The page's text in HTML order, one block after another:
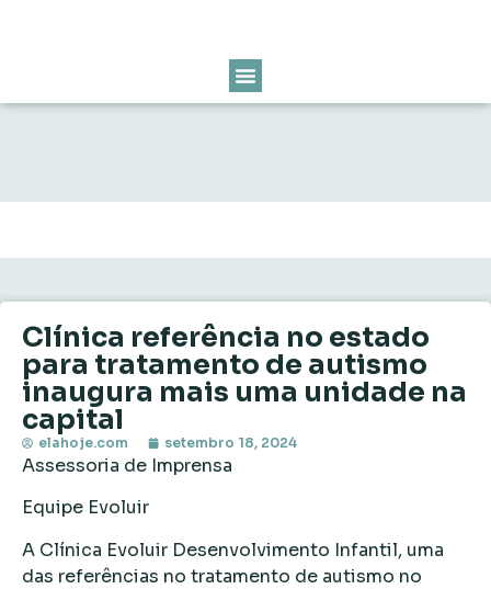
Clínica referência no estado
para tratamento de autismo
inaugura mais uma unidade na
capital
elahoje.com setembro 18, 2024
Assessoria de Imprensa
Equipe Evoluir
A Clínica Evoluir Desenvolvimento Infantil, uma
das referências no tratamento de autismo no